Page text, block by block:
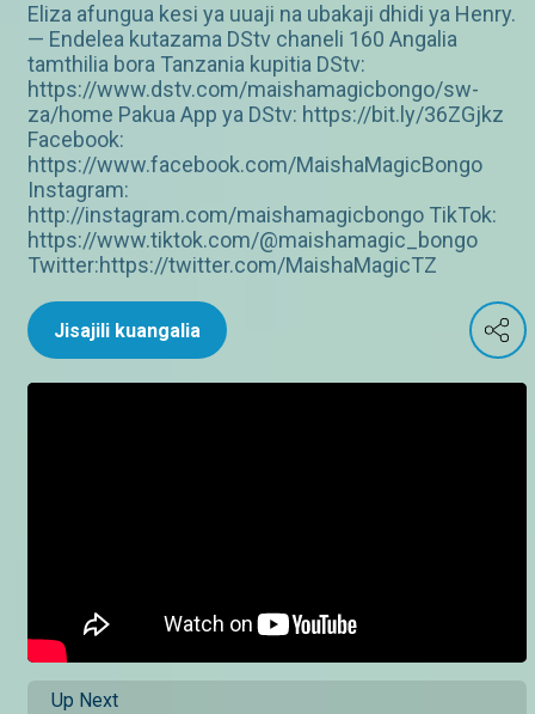
Eliza afungua kesi ya uuaji na ubakaji dhidi ya Henry.
— Endelea kutazama DStv chaneli 160 Angalia
tamthilia bora Tanzania kupitia DStv:
https://www.dstv.com/maishamagicbongo/sw-
za/home Pakua App ya DStv: https://bit.ly/36ZGjkz
Facebook:
https://www.facebook.com/MaishaMagicBongo
Instagram:
http://instagram.com/maishamagicbongo TikTok:
https://www.tiktok.com/@maishamagic_bongo
Twitter:https://twitter.com/MaishaMagicTZ
Jisajili kuangalia
Up Next